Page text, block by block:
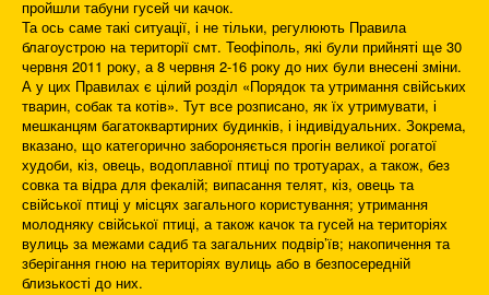
пройшли табуни гусей чи качок.
Та ось саме такі ситуації, і не тільки, регулюють Правила
благоустрою на території смт. Теофіполь, які були прийняті ще 30
червня 2011 року, а 8 червня 2-16 року до них були внесені зміни.
А у цих Правилах є цілий розділ «Порядок та утримання свійських
тварин, собак та котів». Тут все розписано, як їх утримувати, і
мешканцям багатоквартирних будинків, і індивідуальних. Зокрема,
вказано, що категорично забороняється прогін великої рогатої
худоби, кіз, овець, водоплавної птиці по тротуарах, а також, без
совка та відра для фекалій; випасання телят, кіз, овець та
свійської птиці у місцях загального користування; утримання
молодняку свійської птиці, а також качок та гусей на територіях
вулиць за межами садиб та загальних подвір’їв; накопичення та
зберігання гною на територіях вулиць або в безпосередній
близькості до них.